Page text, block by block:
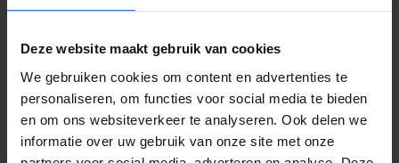
Deze website maakt gebruik van cookies
We gebruiken cookies om content en advertenties te
personaliseren, om functies voor social media te bieden
en om ons websiteverkeer te analyseren. Ook delen we
informatie over uw gebruik van onze site met onze
info@dejonghandelsonderneming.nl
3194 klanten geven ons een 9.1 op